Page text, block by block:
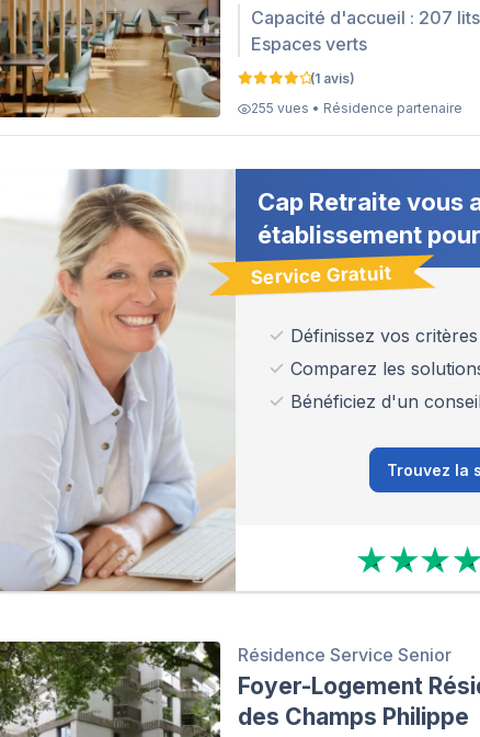
Capacité d'accueil : 207 lits
Espaces verts
(1 avis)
255 vues • Résidence partenaire
Cap Retraite vous
établissement
Service Gratuit
Définissez vos
Comparez les
Bénéficiez d'un
Trouvez la
Résidence Service Senior
Foyer-Logement
des Champs Philippe